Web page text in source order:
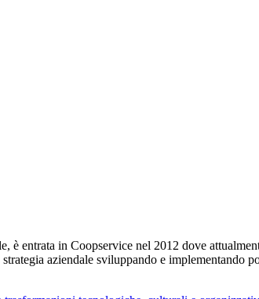
è entrata in Coopservice nel 2012 dove
aziendale sviluppando e